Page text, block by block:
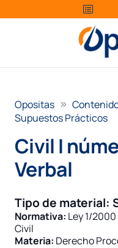
Opositas
Supuestos Prácticos
Civil I
Verbal
Tipo de material:
Normativa: Ley 1/
Civil
Materia: Derecho